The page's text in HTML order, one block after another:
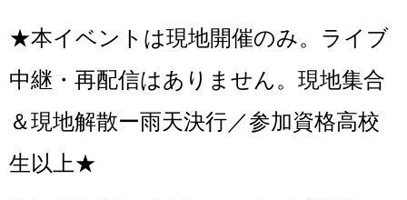
★本イベントは現地開催のみ。ライブ
中継・再配信はありません。現地集合
＆現地解散ー雨天決行／参加資格高校
生以上★